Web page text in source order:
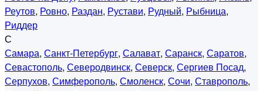
Реутов, Ровно, Раздан, Рустави, Рудный, Рыбница,
Риддер
С
Самара, Санкт-Петербург, Салават, Саранск, Саратов,
Севастополь, Северодвинск, Северск, Сергиев Посад,
Серпухов, Симферополь, Смоленск, Сочи, Ставрополь,